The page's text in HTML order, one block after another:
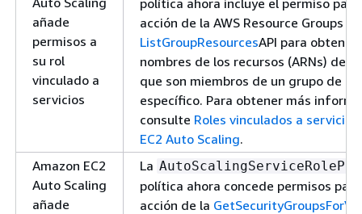
añade
permisos a
su rol
vinculado a
servicios
acción de la AWS Resource Groups
ListGroupResourcesAPI para
nombres de los recursos (ARNs) de
que son miembros de un grupo de
específico. Para obtener más
consulte Roles vinculados a
EC2 Auto Scaling.
Amazon EC2
Auto Scaling
añade
La
política ahora concede permisos
acción de la